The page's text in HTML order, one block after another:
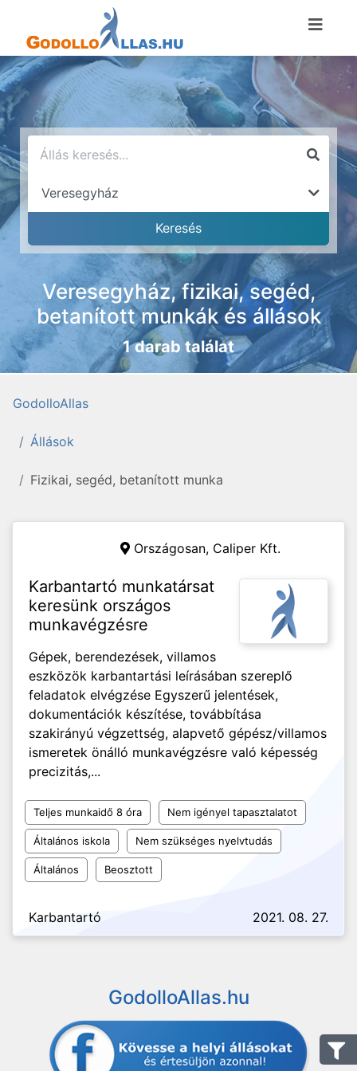
Veresegyház, fizikai, segéd,
betanított munkák és állások
1 darab találat
GodolloAllas
Állások
Fizikai, segéd, betanított munka
Országosan, Caliper Kft.
Karbantartó munkatársat
keresünk országos
munkavégzésre
Gépek, berendezések, villamos
eszközök karbantartási leírásában szereplő
feladatok elvégzése Egyszerű jelentések,
dokumentációk készítése, továbbítása
szakirányú végzettség, alapvető gépész/villamos
ismeretek önálló munkavégzésre való képesség
precizitás,...
Teljes munkaidő 8 óra Nem igényel tapasztalatot
Általános iskola Nem szükséges nyelvtudás
Általános Beosztott
Karbantartó 2021. 08. 27.
GodolloAllas.hu